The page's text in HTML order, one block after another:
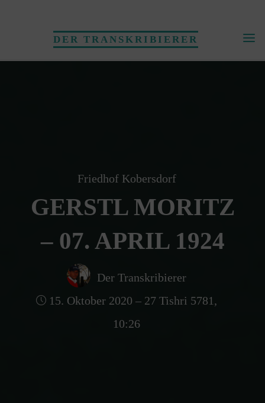
DER TRANSKRIBIERER
Friedhof Kobersdorf
GERSTL MORITZ
– 07. APRIL 1924
Der Transkribierer
15. Oktober 2020 – 27 Tishri 5781,
10:26